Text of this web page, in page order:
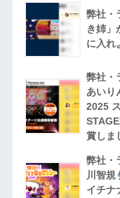
弊社・
き姉」
に入れ
弊社・
あいり
2025
賞しま
弊社・
川智規
イチナ